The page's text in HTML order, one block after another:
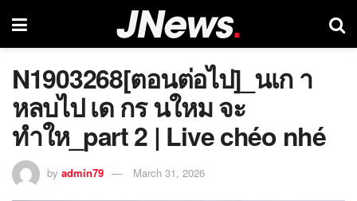
N1903268[ตอนต่อไป]_นเก า
หลบไป เด กร นใหม จะ
ทำให_part 2 | Live chéo nhé
by admin79 March 31, 2026